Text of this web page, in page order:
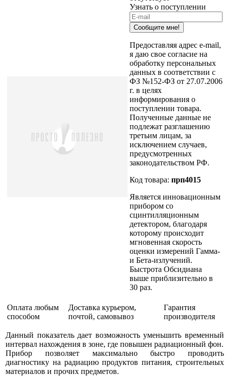
Узнать о поступлении
Сообщите мне!
Предоставляя адрес e-mail,
я даю свое согласие на
обработку персональных
данных в соответствии с
ФЗ №152-ФЗ от 27.07.2006
г. в целях
информирования о
поступлении товара.
Полученные данные не
подлежат разглашению
третьим лицам, за
исключением случаев,
предусмотренных
законодательством РФ.
Код товара: прп4015
Является инновационным
прибором со
сцинтилляционным
детектором, благодаря
которому происходит
мгновенная скорость
оценки измерений Гамма-
и Бета-излучений.
Быстрота Обсидиана
выше приблизительно в
30 раз.
Оплата любым
способом
Доставка курьером,
почтой, самовывоз
Гарантия
производителя
Данный показатель дает возможность уменьшить временный
интервал нахождения в зоне, где повышен радиационный фон.
Прибор позволяет максимально быстро проводить
диагностику на радиацию продуктов питания, строительных
материалов и прочих предметов.